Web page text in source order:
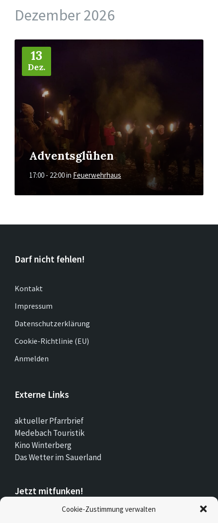
Cookie-Zustimmung verwalten
Dezember 2026
13
Dez.
Adventsglühen
17:00 - 22:00in Feuerwehrhaus
Mehr
Darf nicht fehlen!
Kontakt
Impressum
Datenschutzerklärung
Cookie-Richtlinie (EU)
Anmelden
Externe Links
aktueller Pfarrbrief
Medebach Touristik
Kino Winterberg
Das Wetter im Sauerland
Jetzt mitfunken!